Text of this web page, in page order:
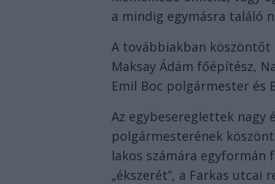
a mindig egymásra találó
A továbbiakban
Maksay Ádám főépítész,
Emil Boc polgármester és
Az egybesereglettek nagy
polgármesterének
lakos számára egyformán
„ékszerét”, a Farkas